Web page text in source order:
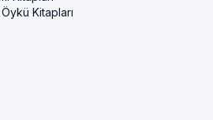
Kitapları